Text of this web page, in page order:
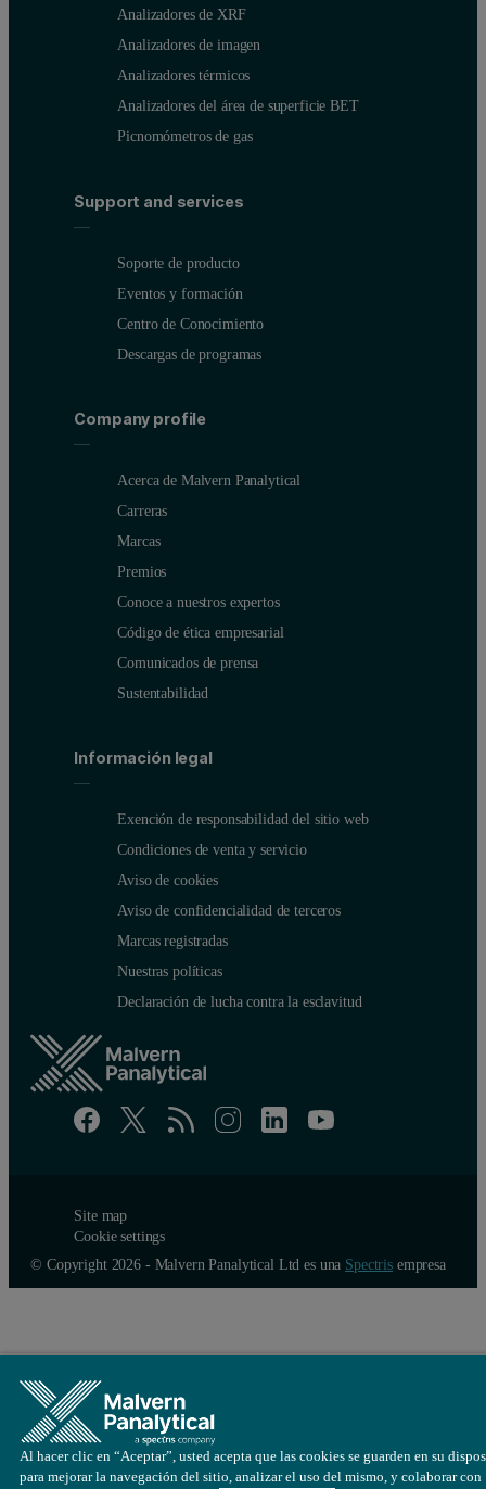
Analizadores de XRF
Analizadores de imagen
Analizadores térmicos
Analizadores del área de superficie BET
Picnomómetros de gas
Support and services
Soporte de producto
Eventos y formación
Centro de Conocimiento
Descargas de programas
Company profile
Acerca de Malvern Panalytical
Carreras
Marcas
Premios
Conoce a nuestros expertos
Código de ética empresarial
Comunicados de prensa
Sustentabilidad
Información legal
Exención de responsabilidad del sitio web
Condiciones de venta y servicio
Aviso de cookies
Aviso de confidencialidad de terceros
Marcas registradas
Nuestras políticas
Declaración de lucha contra la esclavitud
Site map
Cookie settings
© Copyright 2026 - Malvern Panalytical Ltd es una Spectrisempresa
Al hacer clic en “Aceptar”, usted acepta que las cookies se guarden en su
para mejorar la navegación del sitio, analizar el uso del mismo, y colaborar con